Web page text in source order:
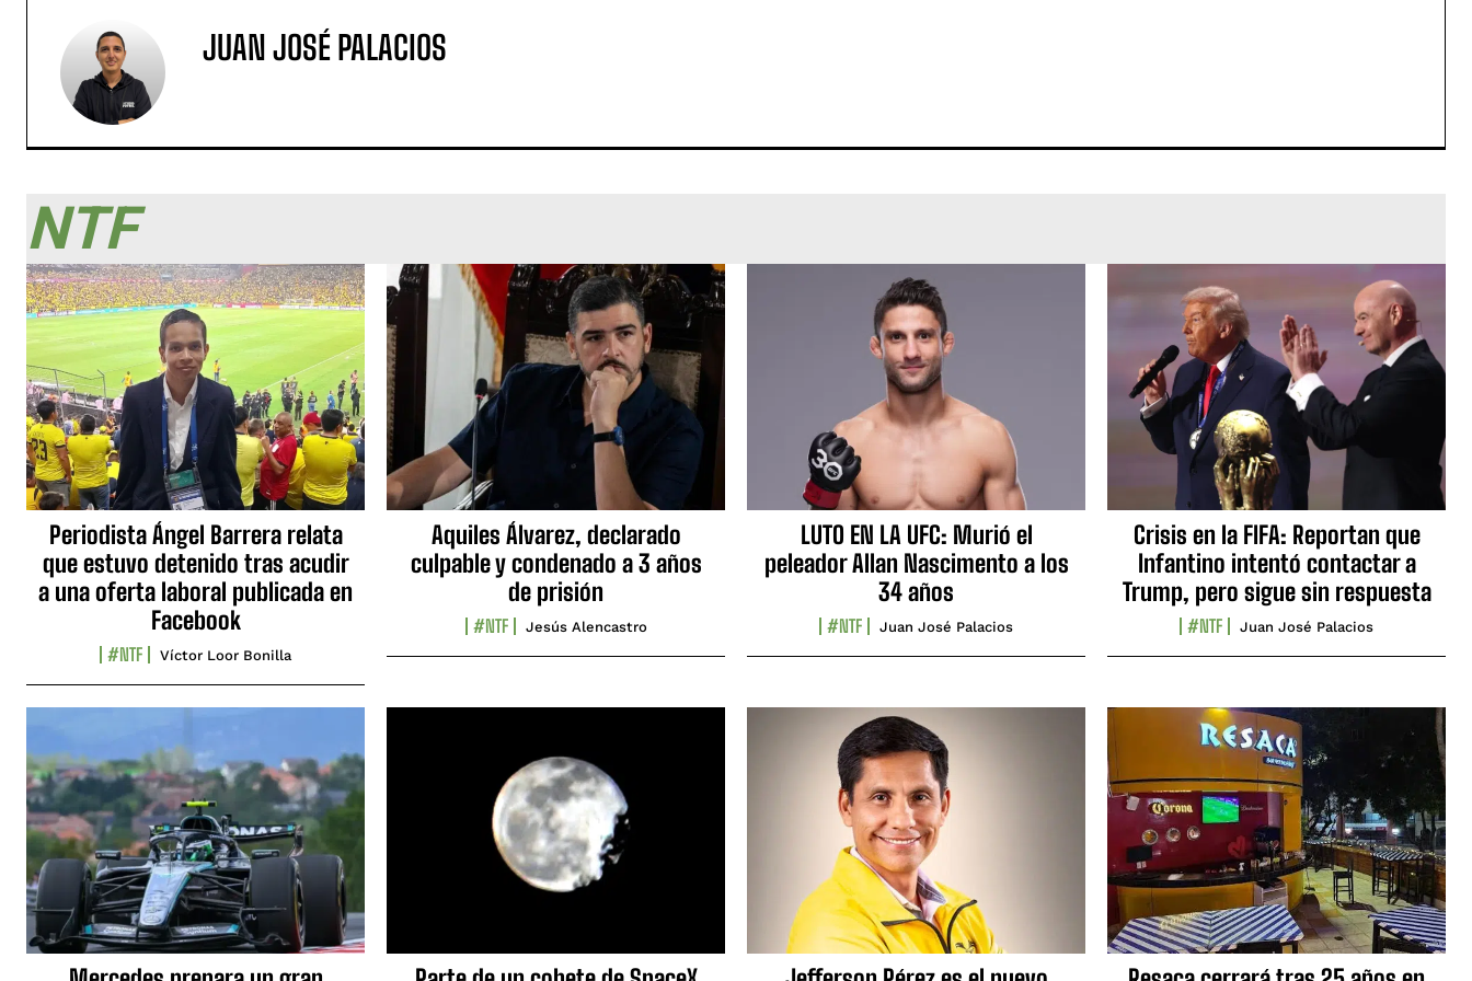
JUAN JOSÉ PALACIOS
NTF
Periodista Ángel Barrera relata
que estuvo detenido tras acudir
a una oferta laboral publicada en
Facebook
#NTF Víctor Loor Bonilla
Aquiles Álvarez, declarado
culpable y condenado a 3 años
de prisión
#NTF Jesús Alencastro
LUTO EN LA UFC: Murió el
peleador Allan Nascimento a los
34 años
#NTF Juan José Palacios
Crisis en la FIFA: Reportan que
Infantino intentó contactar a
Trump, pero sigue sin respuesta
#NTF Juan José Palacios